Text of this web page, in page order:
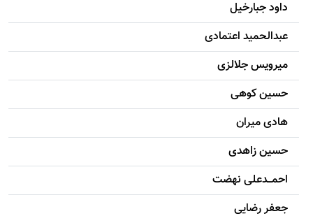
داود جبارخیل
عبدالحمید اعتمادی
میرویس جلالزی
حسين کوهی
هادی ميران
حسين زاهدی
احمـــدعلی نهضت
جعفر رضایی